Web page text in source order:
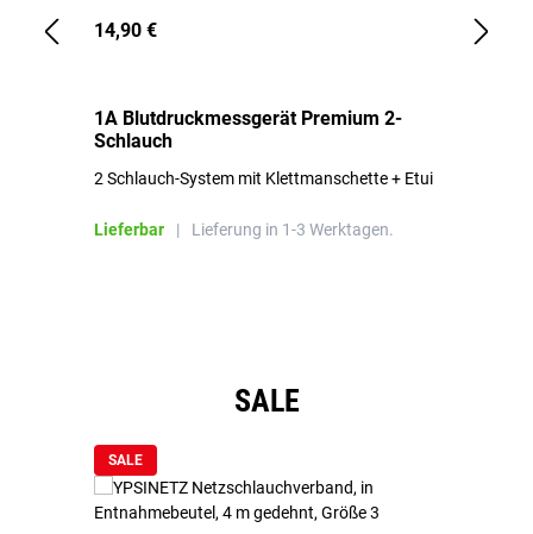
14,90 €
1A Blutdruckmessgerät Premium 2-
Schlauch
2 Schlauch-System mit Klettmanschette + Etui
Lieferbar | Lieferung in 1-3 Werktagen.
SALE
SALE